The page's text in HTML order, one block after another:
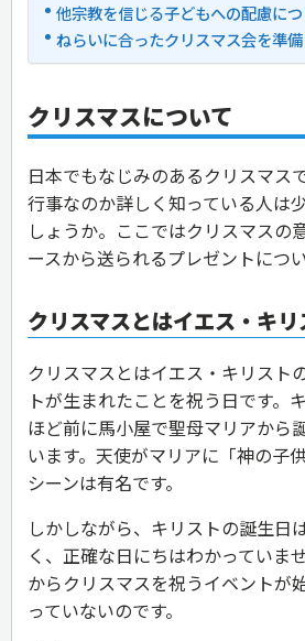
他宗教を信じる子どもへの配慮に
ねらいに合ったクリスマス会を準備
クリスマスについて
日本でもなじみのあるクリスマス
行事なのか詳しく知っている人は
しょうか。ここではクリスマスの
ースから送られるプレゼントにつ
クリスマスとはイエス・キ
クリスマスとはイエス・キリスト
トが生まれたことを祝う日です。
ほど前に馬小屋で聖母マリアから
います。天使がマリアに「神の子
シーンは有名です。
しかしながら、キリストの誕生日
く、正確な日にちはわかっていま
からクリスマスを祝うイベントが
っていないのです。